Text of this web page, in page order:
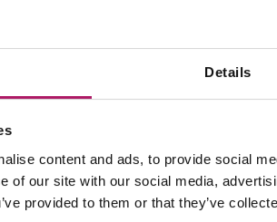
Details
content and ads, to provide social
of our site with our social media,
provided to them or that they’ve
en 60 cm.
of 150 gram.
te bestellen.
je dus een volledige
ook uitermate geschikt voor
100 gram en dat is gelijk aan